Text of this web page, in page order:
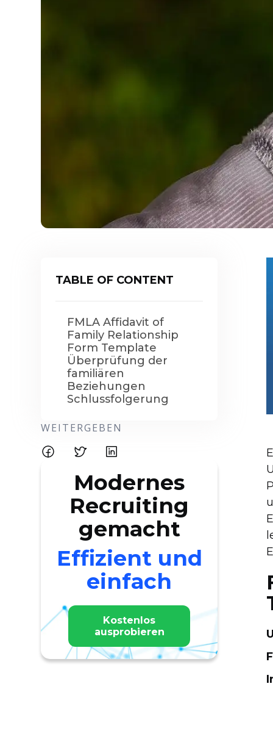
TABLE OF CONTENT
FMLA Affidavit of
Family Relationship
Form Template
Überprüfung der
familiären
Beziehungen
Schlussfolgerung
WEITERGEBEN
Modernes
Recruiting
gemacht
Effizient und
einfach
Kostenlos
ausprobieren